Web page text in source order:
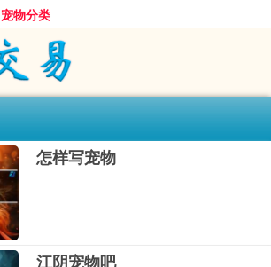
宠物分类
怎样写宠物
江阴宠物吧